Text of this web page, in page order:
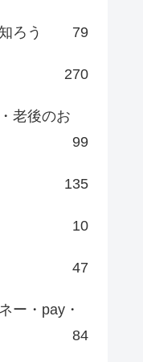
ろう 79
270
老後のお
99
135
10
47
ー・pay・
84